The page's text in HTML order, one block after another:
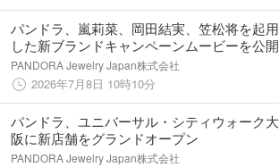
パンドラ、嵐莉菜、岡田結実、笠松将を起用
した新ブランドキャンペーンムービーを公開
PANDORA Jewelry Japan株式会社
2026年7月8日 10時10分
パンドラ、ユニバーサル・シティウォーク大
阪に新店舗をグランドオープン
PANDORA Jewelry Japan株式会社